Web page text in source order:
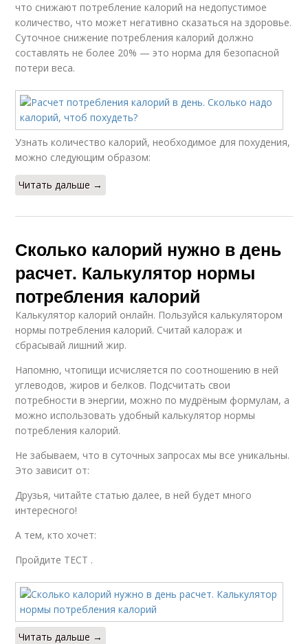
что снижают потребление калорий на недопустимое
количество, что может негативно сказаться на здоровье.
Суточное снижение потребления калорий должно
составлять не более 20% — это норма для безопасной
потери веса.
Узнать количество калорий, необходимое для похудения,
можно следующим образом:
Читать дальше →
Сколько калорий нужно в день
расчет. Калькулятор нормы
потребления калорий
Калькулятор калорий онлайн. Пользуйся калькулятором
нормы потребления калорий. Считай калораж и
сбрасывай лишний жир.
Напомню, чтопищи исчисляется по соотношению в ней
углеводов, жиров и белков. Подсчитать свои
потребности в энергии, можно по мудрёным формулам, а
можно использовать удобный калькулятор нормы
потребления калорий.
Не забываем, что в суточных запросах мы все уникальны.
Это зависит от:
Друзья, читайте статью далее, в ней будет много
интересного!
А тем, кто хочет:
Пройдите ТЕСТ .
Читать дальше →